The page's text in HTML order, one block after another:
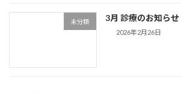
未分類 3月 診療のお知らせ
2026年2月26日